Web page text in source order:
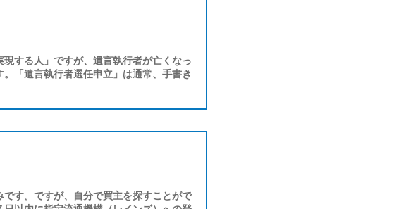
する人」ですが、遺言執行者が亡くなっ
「遺言執行者選任申立」は通常、手書き
す。ですが、自分で買主を探すことがで